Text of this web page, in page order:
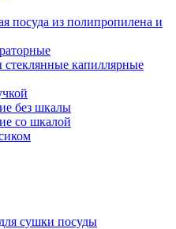
посуда из полипропилена и
стеклянные капиллярные
без шкалы
со шкалой
сушки посуды